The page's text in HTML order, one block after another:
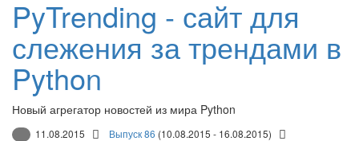
PyTrending - сайт для
слежения за трендами в
Python
Новый агрегатор новостей из мира Python
11.08.2015 Выпуск 86 (10.08.2015 - 16.08.2015)